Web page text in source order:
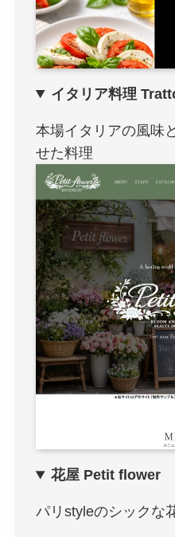
イタリア料理
本場イタリアの風味
せた料理
花屋 Petit flower
パリstyleのシックな